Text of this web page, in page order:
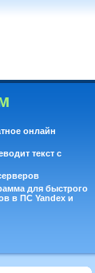
онлайн
текст с
для быстрого
в ПС Yandex и
на которые не может